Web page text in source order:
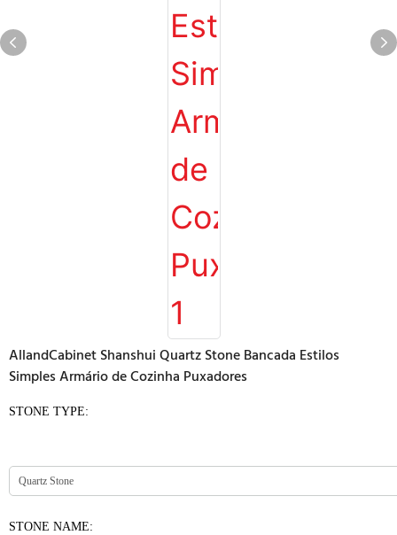
AllandCabinet Shanshui Quartz Stone Bancada Estilos
Simples Armário de Cozinha Puxadores
STONE TYPE:
STONE NAME: